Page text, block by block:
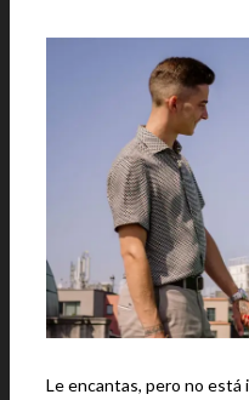
Le encantas, pero no está